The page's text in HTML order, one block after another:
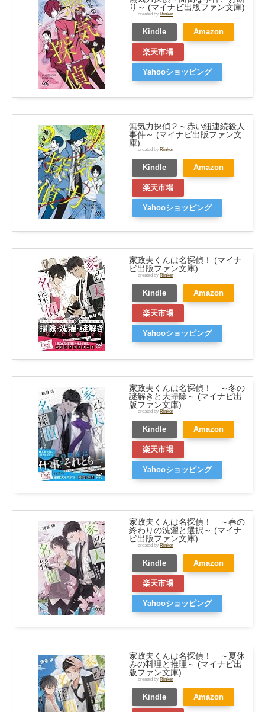
り～ (マイナビ出版ファン文庫)
created by Rinker
Kindle Amazon
楽天市場
Yahooショッピング
無気力探偵２～赤い紐連続殺人
事件～ (マイナビ出版ファン文
庫)
created by Rinker
Kindle Amazon
楽天市場
Yahooショッピング
家政夫くんは名探偵！ (マイナ
ビ出版ファン文庫)
created by Rinker
Kindle Amazon
楽天市場
Yahooショッピング
家政夫くんは名探偵！ ～冬の
謎解きと大掃除～ (マイナビ出
版ファン文庫)
created by Rinker
Kindle Amazon
楽天市場
Yahooショッピング
家政夫くんは名探偵！ ～春の
終わりの洗濯と選択～ (マイナ
ビ出版ファン文庫)
created by Rinker
Kindle Amazon
楽天市場
Yahooショッピング
家政夫くんは名探偵！ ～夏休
みの料理と推理～ (マイナビ出
版ファン文庫)
created by Rinker
Kindle Amazon